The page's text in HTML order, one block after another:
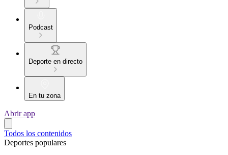
Podcast
Deporte en directo
En tu zona
Abrir app
Todos los contenidos
Deportes populares